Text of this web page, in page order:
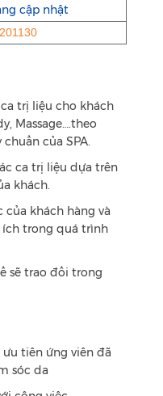
cập nhật
trị liệu cho khách
Massage….theo
của SPA.
ca trị liệu dựa trên
khách.
khách hàng và
trong quá trình
sẽ trao đổi trong
tiên ứng viên đã
sóc da